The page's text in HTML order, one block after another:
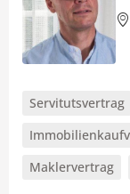
Servitutsvertrag
Maklervertrag